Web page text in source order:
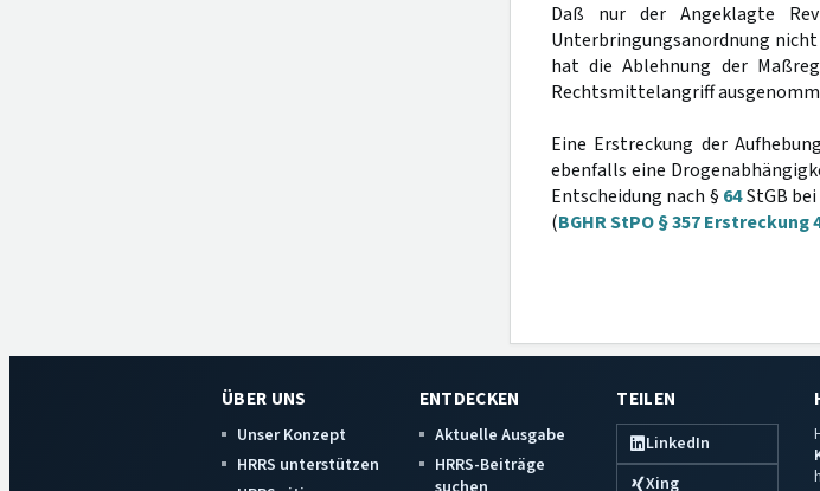
Daß nur der Angeklagte
Unterbringungsanordnung
hat die Ablehnung der
Rechtsmittelangriff
Eine Erstreckung der
ebenfalls eine
Entscheidung nach § 64StGB
(BGHR StPO § 357 Erstreckung
ÜBER UNS
Unser Konzept
HRRS unterstützen
ENTDECKEN
Aktuelle Ausgabe
HRRS-Beiträge
TEILEN
LinkedIn
Xing